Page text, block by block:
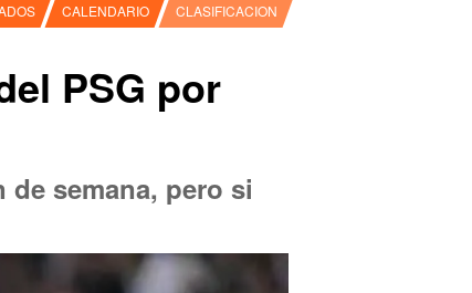
CALENDARIO CLASIFICACION
PSG por
semana, pero si